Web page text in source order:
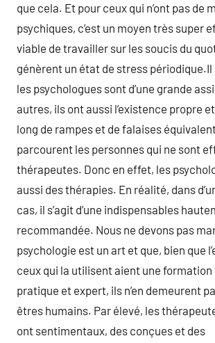
que cela. Et pour ceux qui n’ont pas de
psychiques, c’est un moyen très super
viable de travailler sur les soucis du
génèrent un état de stress périodique.Il
les psychologues sont d’une grande
autres, ils ont aussi l’existence propre
long de rampes et de falaises
parcourent les personnes qui ne sont
thérapeutes. Donc en effet, les
aussi des thérapies. En réalité, dans
cas, il s’agit d’une indispensables
recommandée. Nous ne devons pas
psychologie est un art et que, bien que
ceux qui la utilisent aient une
pratique et expert, ils n’en demeurent
êtres humains. Par élevé, les
ont sentimentaux, des conçues et des